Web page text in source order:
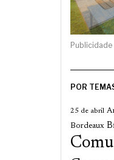
Publicidade
POR
25 de abril
Bordeaux